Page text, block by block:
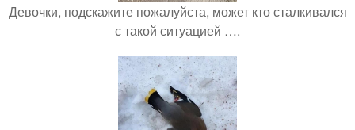
Девочки, подскажите пожалуйста, может кто сталкивался
с такой ситуацией ….